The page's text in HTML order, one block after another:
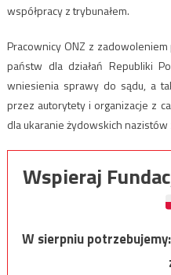
współpracy z trybunałem.
Pracownicy ONZ z
państw dla działań Republiki
wniesienia sprawy do sądu, a
przez autorytety i organizacje z
dla ukaranie żydowskich
Wspieraj
W sierpniu potrzebujemy: